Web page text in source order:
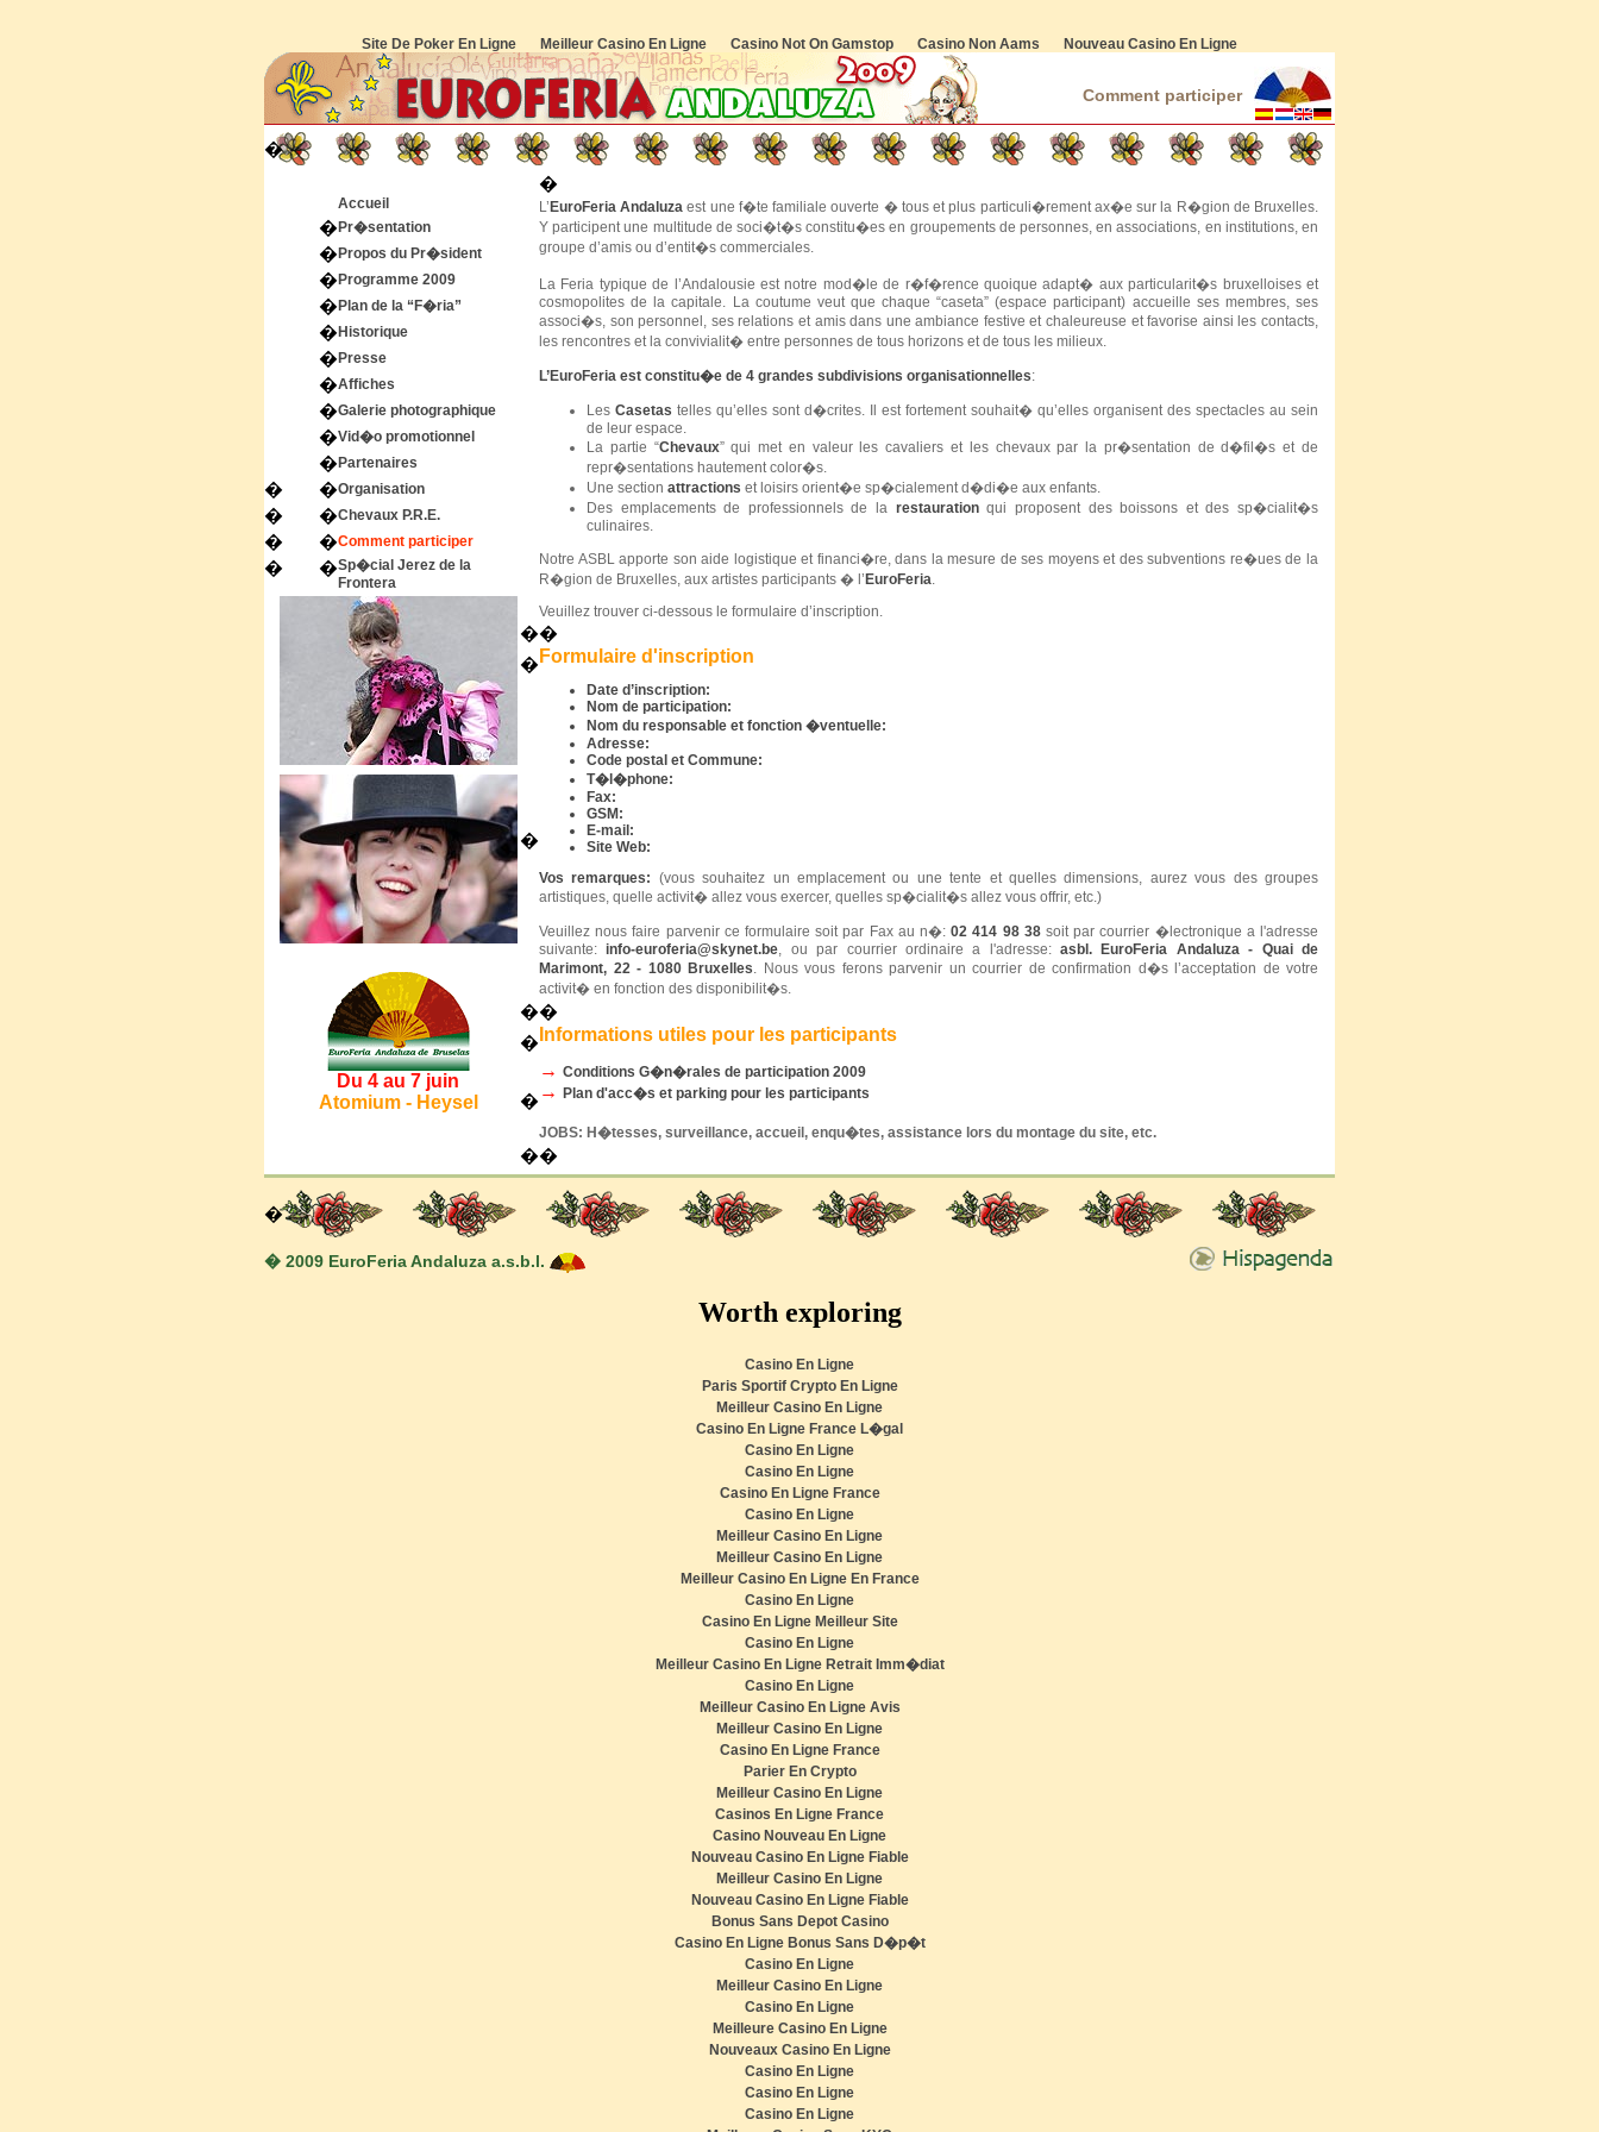
Site De Poker En Ligne Meilleur Casino En Ligne Casino Not On Gamstop Casino Non Aams Nouveau Casino En Ligne
Comment participer
�
Accueil
� Pr�sentation
� Propos du Pr�sident
� Programme 2009
� Plan de la “F�ria”
� Historique
� Presse
�Affiches
�Galerie photographique
�Vid�o promotionnel
� Partenaires
� �Organisation
� �Chevaux P.R.E.
� �Comment participer
� �Sp�cial Jerez de la
Frontera
Du 4 au 7 juin
Atomium - Heysel
�
L’ EuroFeria Andaluza est une f�te familiale ouverte � tous et plus particuli�rement ax�e sur la R�gion de Bruxelles.
Y participent une multitude de soci�t�s constitu�es en groupements de personnes, en associations, en institutions, en
groupe d’amis ou d’entit�s commerciales.
La Feria typique de l’Andalousie est notre mod�le de r�f�rence quoique adapt� aux particularit�s bruxelloises et
cosmopolites de la capitale. La coutume veut que chaque “caseta” (espace participant) accueille ses membres, ses
associ�s, son personnel, ses relations et amis dans une ambiance festive et chaleureuse et favorise ainsi les contacts,
les rencontres et la convivialit� entre personnes de tous horizons et de tous les milieux.
L’EuroFeria est constitu�e de 4 grandes subdivisions organisationnelles:
Les Casetas telles qu’elles sont d�crites. Il est fortement souhait� qu’elles organisent des spectacles au sein
de leur espace.
La partie “Chevaux” qui met en valeur les cavaliers et les chevaux par la pr�sentation de d�fil�s et de
repr�sentations hautement color�s.
Une section attractions et loisirs orient�e sp�cialement d�di�e aux enfants.
Des emplacements de professionnels de la restaurationqui proposent des boissons et des sp�cialit�s
culinaires.
Notre ASBL apporte son aide logistique et financi�re, dans la mesure de ses moyens et des subventions re�ues de la
R�gion de Bruxelles, aux artistes participants � l’ EuroFeria.
Veuillez trouver ci-dessous le formulaire d’inscription.
��
� Formulaire d'inscription
�
Date d’inscription:
Nom de participation:
Nom du responsable et fonction �ventuelle:
Adresse:
Code postal et Commune:
T�l�phone:
Fax:
GSM:
E-mail:
Site Web:
Vos remarques: (vous souhaitez un emplacement ou une tente et quelles dimensions, aurez vous des groupes
artistiques, quelle activit� allez vous exercer, quelles sp�cialit�s allez vous offrir, etc.)
Veuillez nous faire parvenir ce formulaire soit par Fax au n�:02 414 98 38soit par courrier �lectronique a l'adresse
suivante: info-euroferia@skynet.be, ou par courrier ordinaire a l'adresse:asbl. EuroFeria Andaluza - Quai de
Marimont, 22 - 1080 Bruxelles. Nous vous ferons parvenir un courrier de confirmation d�s l’acceptation de votre
activit� en fonction des disponibilit�s.
��
� Informations utiles pour les participants
�
→ Conditions G�n�rales de participation 2009
→ Plan d'acc�s et parking pour les participants
JOBS: H�tesses, surveillance, accueil, enqu�tes, assistance lors du montage du site, etc.
��
�
� 2009 EuroFeria Andaluza a.s.b.l.
Worth exploring
Casino En Ligne
Paris Sportif Crypto En Ligne
Meilleur Casino En Ligne
Casino En Ligne France L�gal
Casino En Ligne
Casino En Ligne
Casino En Ligne France
Casino En Ligne
Meilleur Casino En Ligne
Meilleur Casino En Ligne
Meilleur Casino En Ligne En France
Casino En Ligne
Casino En Ligne Meilleur Site
Casino En Ligne
Meilleur Casino En Ligne Retrait Imm�diat
Casino En Ligne
Meilleur Casino En Ligne Avis
Meilleur Casino En Ligne
Casino En Ligne France
Parier En Crypto
Meilleur Casino En Ligne
Casinos En Ligne France
Casino Nouveau En Ligne
Nouveau Casino En Ligne Fiable
Meilleur Casino En Ligne
Nouveau Casino En Ligne Fiable
Bonus Sans Depot Casino
Casino En Ligne Bonus Sans D�p�t
Casino En Ligne
Meilleur Casino En Ligne
Casino En Ligne
Meilleure Casino En Ligne
Nouveaux Casino En Ligne
Casino En Ligne
Casino En Ligne
Casino En Ligne